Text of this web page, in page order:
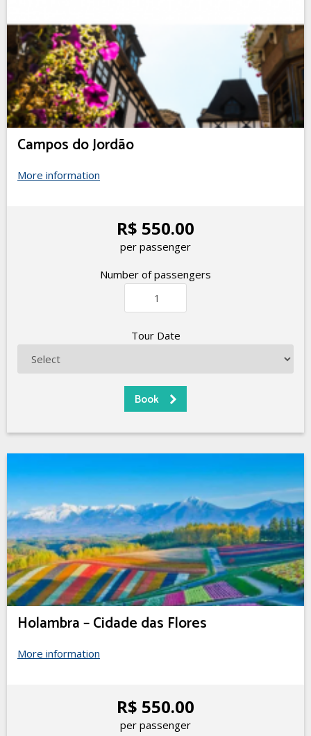
Campos do Jordão
More information
R$ 550.00
per passenger
Number of passengers
Tour Date
Holambra – Cidade das Flores
More information
R$ 550.00
per passenger